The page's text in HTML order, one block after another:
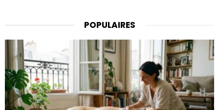
POPULAIRES